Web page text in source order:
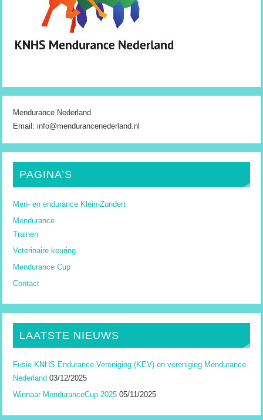
Mendurance Nederland
Email: info@mendurancenederland.nl
PAGINA’S
Men- en endurance Klein-Zundert
Mendurance
Trainen
Veterinaire keuring
Mendurance Cup
Contact
LAATSTE NIEUWS
Fusie KNHS Endurance Vereniging (KEV) en vereniging Mendurance
Nederland 03/12/2025
Winnaar MenduranceCup 2025 05/11/2025